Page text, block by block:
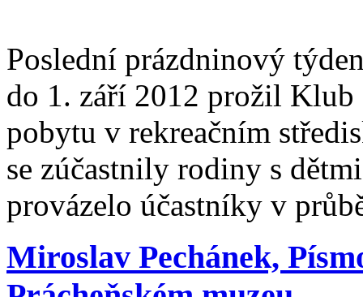
Poslední prázdninový
do 1. září 2012 prožil Klub
pobytu v rekreačním
se zúčastnily rodiny s
provázelo účastníky v
Miroslav Pechánek,